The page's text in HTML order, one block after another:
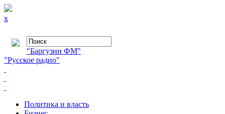
x
"Баргузин ФМ"
"Русское радио"
Политика и власть